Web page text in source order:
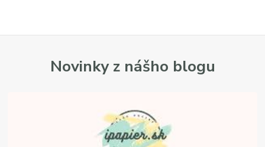
Novinky z nášho blogu